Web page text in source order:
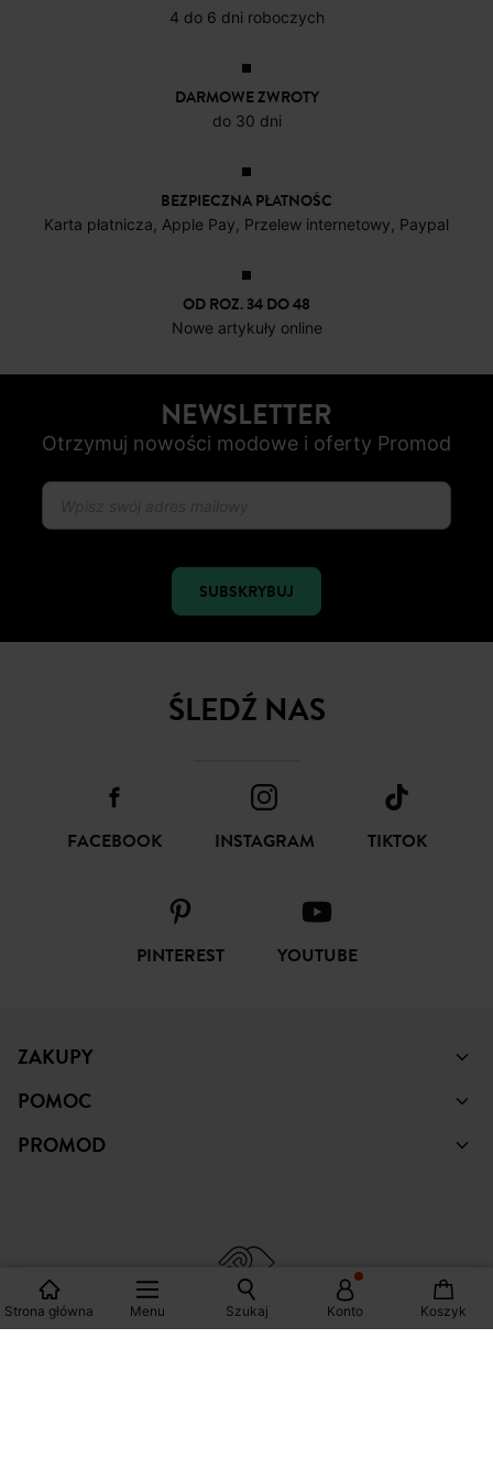
Strona główna Menu Szukaj Konto Koszyk
4 do 6 dni roboczych
DARMOWE ZWROTY
do 30 dni
BEZPIECZNA PŁATNOŚC
Karta płatnicza, Apple Pay, Przelew internetowy, Paypal
OD ROZ. 34 DO 48
Nowe artykuły online
NEWSLETTER
Otrzymuj nowości modowe i oferty Promod
SUBSKRYBUJ
ŚLEDŹ NAS
FACEBOOK INSTAGRAM TIKTOK
PINTEREST YOUTUBE
ZAKUPY
POMOC
PROMOD